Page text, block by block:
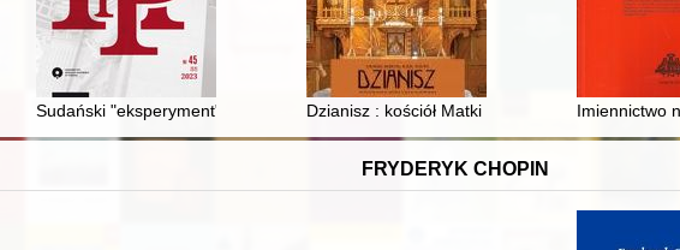
Sudański "eksperyment" islamistyczny Hasana at-Turabiego = Hassan al-Turabi's
Dzianisz : kościół Matki Bożej Częstochowskiej
Imiennictwo
FRYDERYK CHOPIN